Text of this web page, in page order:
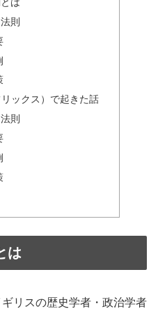
則
ックス）で起きた話
則
は
リスの歴史学者・政治学者